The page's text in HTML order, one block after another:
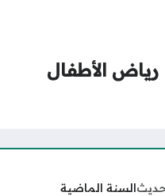
الأطفال
السنة الماضية